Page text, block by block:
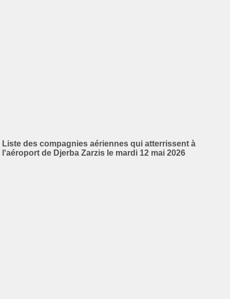
Liste des compagnies aériennes qui atterrissent à
l'aéroport de Djerba Zarzis le mardi 12 mai 2026